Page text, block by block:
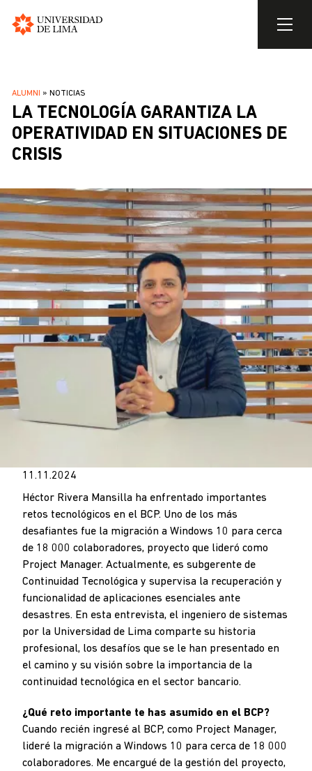
contenido
principal
SOBRESCRIBIR
ENLACES
DE
AYUDA
LA
NAVEGACIÓN
ALUMNI NOTICIAS
LA TECNOLOGÍA GARANTIZA LA
OPERATIVIDAD EN SITUACIONES DE
CRISIS
11.11.2024
Héctor Rivera Mansilla ha enfrentado importantes
retos tecnológicos en el BCP. Uno de los más
desafiantes fue la migración a Windows 10 para cerca
de 18 000 colaboradores, proyecto que lideró como
Project Manager. Actualmente, es subgerente de
Continuidad Tecnológica y supervisa la recuperación y
funcionalidad de aplicaciones esenciales ante
desastres. En esta entrevista, el ingeniero de sistemas
por la Universidad de Lima comparte su historia
profesional, los desafíos que se le han presentado en
el camino y su visión sobre la importancia de la
continuidad tecnológica en el sector bancario.
¿Qué reto importante te has asumido en el BCP?
Cuando recién ingresé al BCP, como Project Manager,
lideré la migración a Windows 10 para cerca de 18 000
colaboradores. Me encargué de la gestión del proyecto,